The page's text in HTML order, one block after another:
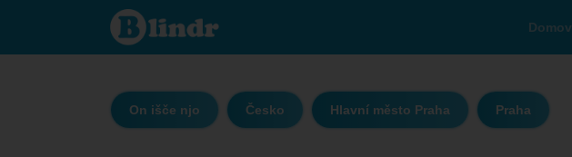
lukas
ne -
On
město
Praha
-
Domov
On išče njo Česko Hlavní město Praha Praha